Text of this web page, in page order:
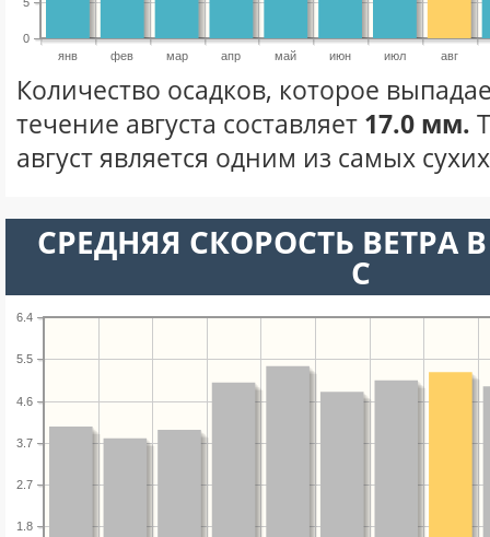
янв фев мар апр май июн июл авг
0
Количество осадков, которое
течение августа составляет 17.0 мм.
август является одним из самых
СРЕДНЯЯ СКОРОСТЬ ВЕТРА
С
1.8
2.7
3.7
4.6
5.5
6.4